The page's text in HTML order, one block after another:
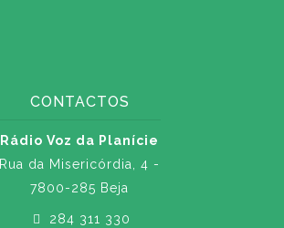
CONTACTOS
Rádio Voz da Planície
Rua da Misericórdia, 4 -
7800-285 Beja
284 311 330